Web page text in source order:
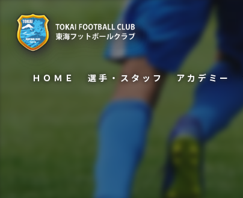
ＨＯＭＥ 選手・スタッフ アカデミー
U−15
U−12